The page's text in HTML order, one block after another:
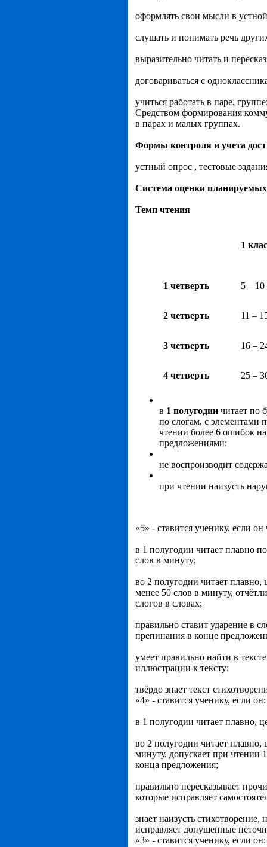
оформлять свои мысли в
слушать и понимать речь
выразительно читать и
договариваться с
учиться работать в паре,
Средством формирования
в парах и малых группах.
Формы контроля и учета
устный опрос , тестовые
Система оценки планируемых
Темп чтения
1
1 четверть 5 –
2 четверть 11 –
3 четверть 16 –
4 четверть 25 –
в 1 полугодии читает по
по слогам, с элементами
чтении более 6 ошибок
предложениями;
не воспроизводит
при чтении наизусть
«5» - ставится ученику, если
в 1 полугодии читает плавно
слов в минуту;
во 2 полугодии читает плавно,
менее 50 слов в минуту,
слогов в словах;
правильно ставит ударение в
препинания в конце
умеет правильно найти в
иллюстрации к тексту;
твёрдо знает текст
«4» - ставится ученику, если
в 1 полугодии читает плавно,
во 2 полугодии читает плавно,
минуту, допускает при чтении
конца предложения;
правильно пересказывает
которые исправляет
знает наизусть стихотворение,
исправляет допущенные
«3» - ставится ученику, если